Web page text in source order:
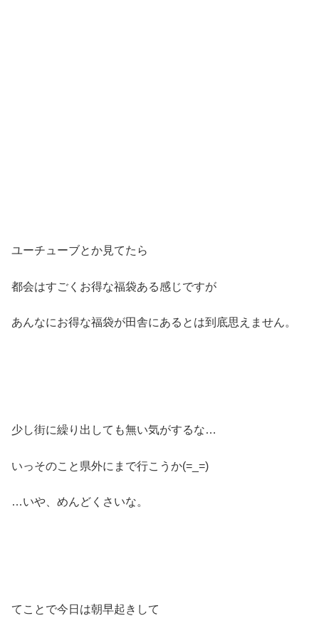
ユーチューブとか見てたら
都会はすごくお得な福袋ある感じですが
あんなにお得な福袋が田舎にあるとは到底思えません。
少し街に繰り出しても無い気がするな…
いっそのこと県外にまで行こうか(=_=)
…いや、めんどくさいな。
てことで今日は朝早起きして